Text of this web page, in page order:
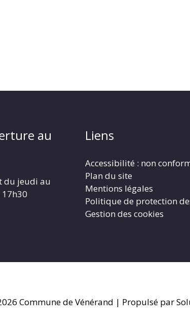
au
du jeudi au
Liens
Accessibilité : non
Plan du site
Mentions légales
Politique de protection
Gestion des cookies
Commune de Vénérand | Propulsé par